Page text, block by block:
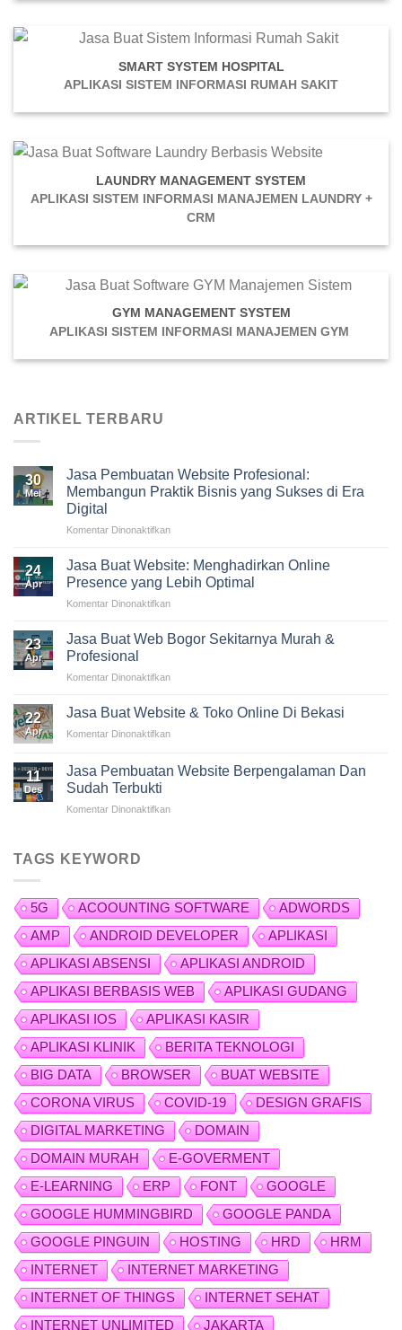
SMART SYSTEM HOSPITAL
APLIKASI SISTEM INFORMASI RUMAH SAKIT
LAUNDRY MANAGEMENT SYSTEM
APLIKASI SISTEM INFORMASI MANAJEMEN LAUNDRY +
CRM
GYM MANAGEMENT SYSTEM
APLIKASI SISTEM INFORMASI MANAJEMEN GYM
ARTIKEL TERBARU
30
Mei
Jasa Pembuatan Website Profesional:
Membangun Praktik Bisnis yang Sukses di Era
Digital
Komentar Dinonaktifkan
Pembuatan
Website
Profesional:
Bisnis
Digital
24
Apr
Jasa Buat Website: Menghadirkan Online
Presence yang Lebih Optimal
Komentar Dinonaktifkan
Buat
Website:
yang
23
Apr
Jasa Buat Web Bogor Sekitarnya Murah &
Profesional
Komentar Dinonaktifkan
Buat
Murah
22
Apr
Jasa Buat Website & Toko Online Di Bekasi
Komentar Dinonaktifkan
Buat
Website
11
Des
Jasa Pembuatan Website Berpengalaman Dan
Sudah Terbukti
Komentar Dinonaktifkan
Sudah
Terbukti
TAGS KEYWORD
5G ACOOUNTING SOFTWARE
ADWORDS
AMP
ANDROID DEVELOPER
APLIKASI
APLIKASI ABSENSI
APLIKASI ANDROID
APLIKASI BERBASIS WEB
APLIKASI GUDANG
APLIKASI IOS
APLIKASI KASIR
APLIKASI KLINIK
BERITA TEKNOLOGI
BIG DATA
BROWSER
BUAT WEBSITE
CORONA VIRUS
COVID-19
DESIGN GRAFIS
DIGITAL MARKETING
DOMAIN
DOMAIN MURAH
E-GOVERMENT
E-LEARNING
ERP FONT
GOOGLE
GOOGLE HUMMINGBIRD
GOOGLE PANDA
GOOGLE PINGUIN
HOSTING HRD
HRM
INTERNET
INTERNET MARKETING
INTERNET OF THINGS
INTERNET SEHAT
INTERNET UNLIMITED
JAKARTA